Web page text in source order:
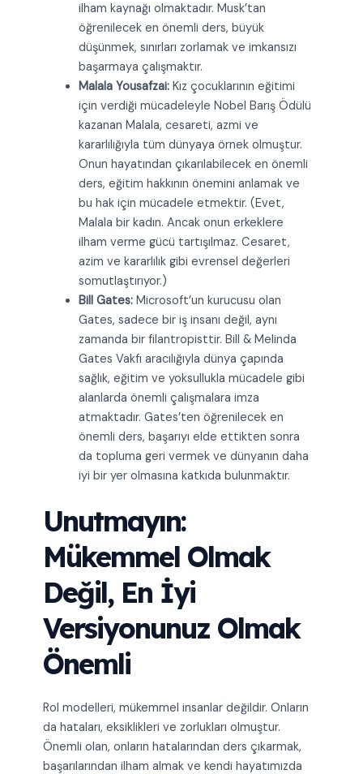
ilham kaynağı olmaktadır. Musk’tan
öğrenilecek en önemli ders, büyük
düşünmek, sınırları zorlamak ve imkansızı
başarmaya çalışmaktır.
Malala Yousafzai:Kız çocuklarının eğitimi
için verdiği mücadeleyle Nobel Barış Ödülü
kazanan Malala, cesareti, azmi ve
kararlılığıyla tüm dünyaya örnek olmuştur.
Onun hayatından çıkarılabilecek en önemli
ders, eğitim hakkının önemini anlamak ve
bu hak için mücadele etmektir. (Evet,
Malala bir kadın. Ancak onun erkeklere
ilham verme gücü tartışılmaz. Cesaret,
azim ve kararlılık gibi evrensel değerleri
somutlaştırıyor.)
Bill Gates:Microsoft’un kurucusu olan
Gates, sadece bir iş insanı değil, aynı
zamanda bir filantropisttir. Bill & Melinda
Gates Vakfı aracılığıyla dünya çapında
sağlık, eğitim ve yoksullukla mücadele gibi
alanlarda önemli çalışmalara imza
atmaktadır. Gates’ten öğrenilecek en
önemli ders, başarıyı elde ettikten sonra
da topluma geri vermek ve dünyanın daha
iyi bir yer olmasına katkıda bulunmaktır.
Unutmayın:
Mükemmel Olmak
Değil, En İyi
Versiyonunuz Olmak
Önemli
Rol modelleri, mükemmel insanlar değildir. Onların
da hataları, eksiklikleri ve zorlukları olmuştur.
Önemli olan, onların hatalarından ders çıkarmak,
başarılarından ilham almak ve kendi hayatımızda